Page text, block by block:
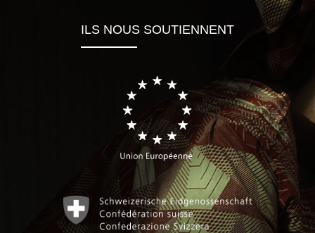
ILS NOUS SOUTIENNENT